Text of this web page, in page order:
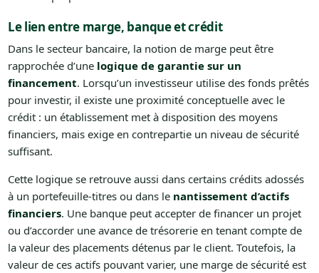
Le lien entre marge, banque et crédit
Dans le secteur bancaire, la notion de marge peut être
rapprochée d’une logique de garantie sur un
financement. Lorsqu’un investisseur utilise des fonds prêtés
pour investir, il existe une proximité conceptuelle avec le
crédit : un établissement met à disposition des moyens
financiers, mais exige en contrepartie un niveau de sécurité
suffisant.
Cette logique se retrouve aussi dans certains crédits adossés
à un portefeuille-titres ou dans le nantissement d’actifs
financiers. Une banque peut accepter de financer un projet
ou d’accorder une avance de trésorerie en tenant compte de
la valeur des placements détenus par le client. Toutefois, la
valeur de ces actifs pouvant varier, une marge de sécurité est